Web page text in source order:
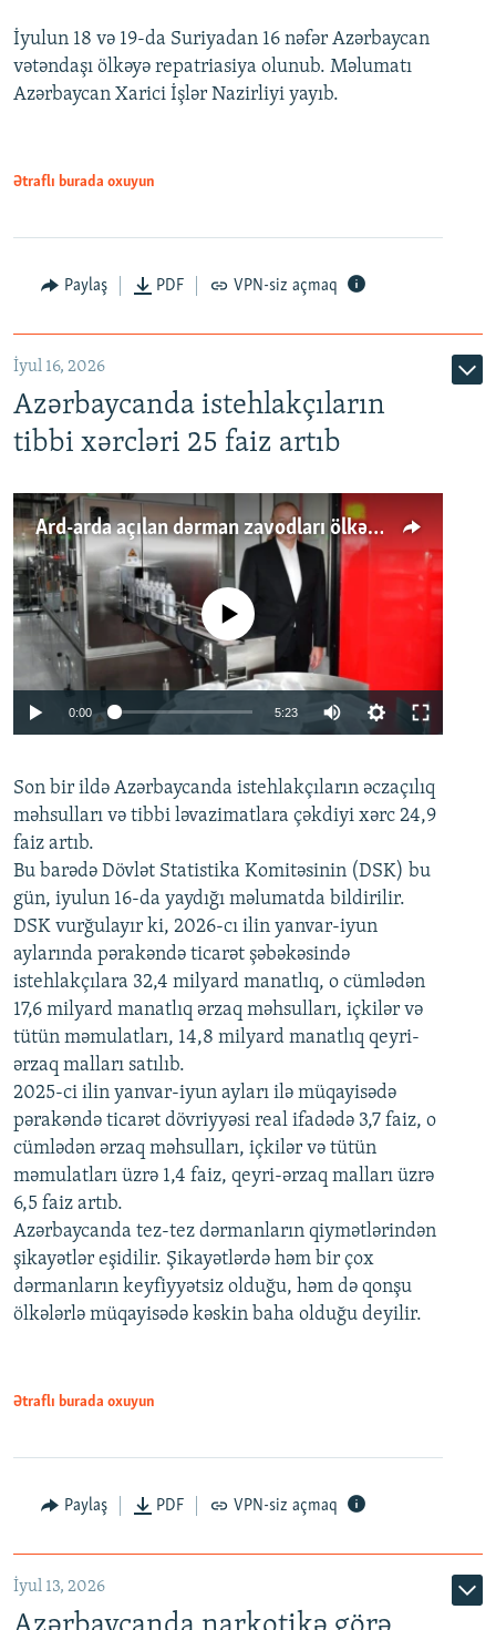
İyulun 18 və 19-da Suriyadan 16 nəfər Azərbaycan
vətəndaşı ölkəyə repatriasiya olunub. Məlumatı
Azərbaycan Xarici İşlər Nazirliyi yayıb.
Ətraflı burada oxuyun
Paylaş PDF VPN-siz açmaq
İyul 16, 2026
Azərbaycanda istehlakçıların
tibbi xərcləri 25 faiz artıb
Ard-arda açılan dərman zavodları ölkənin tələbatını ödəyirmi?
Auto 240p 360p 480p
720p 1080p
No media source currently available
0:00 5:23
360p
480p
720p
1080p
Son bir ildə Azərbaycanda istehlakçıların əczaçılıq
məhsulları və tibbi ləvazimatlara çəkdiyi xərc 24,9
faiz artıb.
Bu barədə Dövlət Statistika Komitəsinin (DSK) bu
gün, iyulun 16-da yaydığı məlumatda bildirilir.
DSK vurğulayır ki, 2026-cı ilin yanvar-iyun
aylarında pərakəndə ticarət şəbəkəsində
istehlakçılara 32,4 milyard manatlıq, o cümlədən
17,6 milyard manatlıq ərzaq məhsulları, içkilər və
tütün məmulatları, 14,8 milyard manatlıq qeyri-
ərzaq malları satılıb.
2025-ci ilin yanvar-iyun ayları ilə müqayisədə
pərakəndə ticarət dövriyyəsi real ifadədə 3,7 faiz, o
cümlədən ərzaq məhsulları, içkilər və tütün
məmulatları üzrə 1,4 faiz, qeyri-ərzaq malları üzrə
6,5 faiz artıb.
Azərbaycanda tez-tez dərmanların qiymətlərindən
şikayətlər eşidilir. Şikayətlərdə həm bir çox
dərmanların keyfiyyətsiz olduğu, həm də qonşu
ölkələrlə müqayisədə kəskin baha olduğu deyilir.
Ətraflı burada oxuyun
Paylaş PDF VPN-siz açmaq
İyul 13, 2026